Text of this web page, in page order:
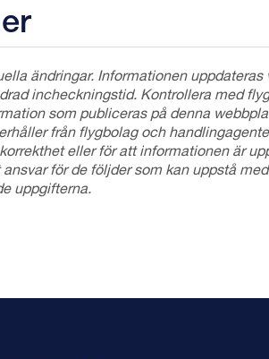
ändringar. Informationen
incheckningstid. Kontrollera med
som publiceras på denna
från flygbolag och
eller för att informationen är
för de följder som kan uppstå
uppgifterna.